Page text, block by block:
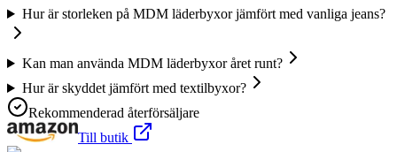
Hur är storleken på MDM läderbyxor jämfört med vanliga jeans?
Kan man använda MDM läderbyxor året runt?
Hur är skyddet jämfört med textilbyxor?
Rekommenderad återförsäljare
Till butik